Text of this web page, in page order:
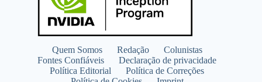
Quem Somos Redação
Colunistas
Fontes Confiáveis
Declaração de privacidade
Política Editorial
Política de Correções